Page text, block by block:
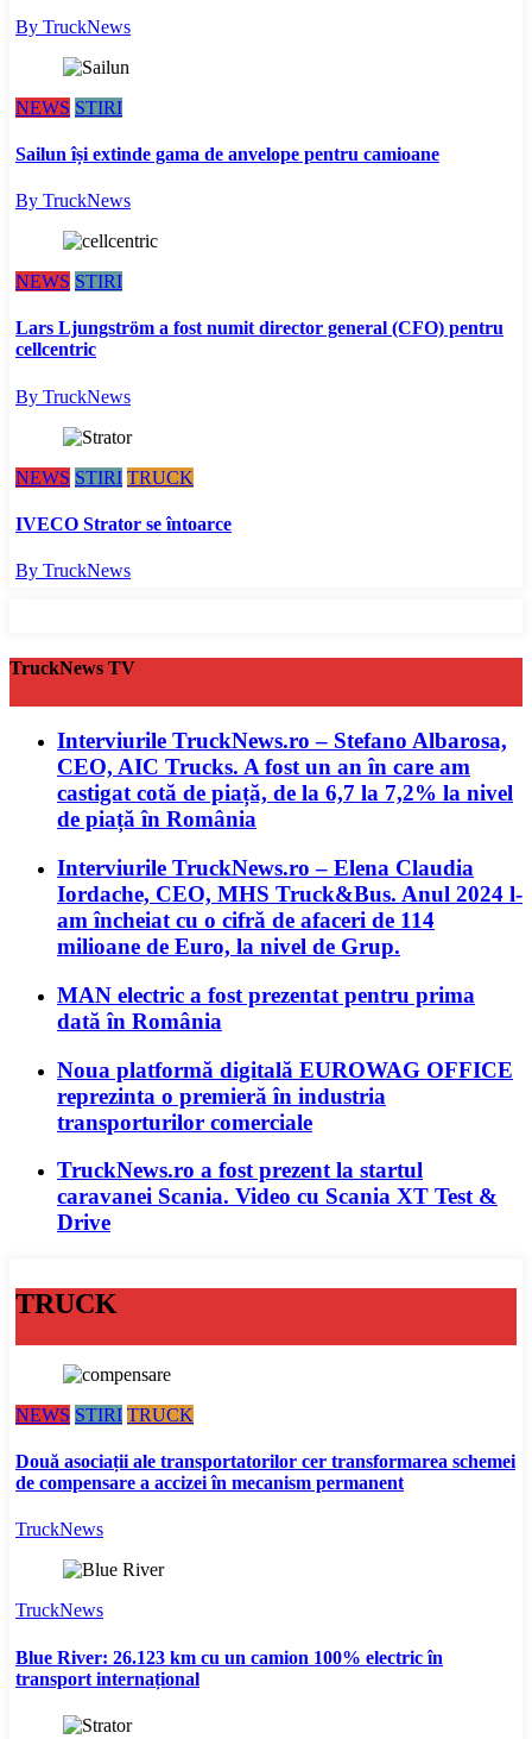
By TruckNews
NEWS STIRI
Sailun își extinde gama de anvelope pentru camioane
By TruckNews
NEWS STIRI
Lars Ljungström a fost numit director general (CFO) pentru
cellcentric
By TruckNews
NEWS STIRI TRUCK
IVECO Strator se întoarce
By TruckNews
TruckNews TV
Interviurile TruckNews.ro – Stefano Albarosa,
CEO, AIC Trucks. A fost un an în care am
castigat cotă de piață, de la 6,7 la 7,2% la nivel
de piață în România
Interviurile TruckNews.ro – Elena Claudia
Iordache, CEO, MHS Truck&Bus. Anul 2024 l-
am încheiat cu o cifră de afaceri de 114
milioane de Euro, la nivel de Grup.
MAN electric a fost prezentat pentru prima
dată în România
Noua platformă digitală EUROWAG OFFICE
reprezinta o premieră în industria
transporturilor comerciale
TruckNews.ro a fost prezent la startul
caravanei Scania. Video cu Scania XT Test &
Drive
TRUCK
NEWS STIRI TRUCK
Două asociații ale transportatorilor cer transformarea schemei
de compensare a accizei în mecanism permanent
TruckNews
TruckNews
Blue River: 26.123 km cu un camion 100% electric în
transport internațional